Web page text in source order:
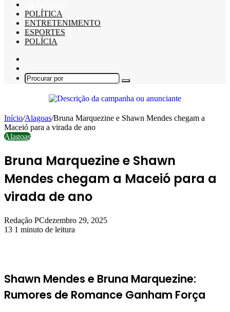
POLÍTICA
ENTRETENIMENTO
ESPORTES
POLÍCIA
skin
Procurar
Início/Alagoas/Bruna Marquezine e Shawn Mendes chegam a
Maceió para a virada de ano
Alagoas
Bruna Marquezine e Shawn
Mendes chegam a Maceió para a
virada de ano
Redação PCdezembro 29, 2025
13 1 minuto de leitura
Shawn Mendes e Bruna Marquezine:
Rumores de Romance Ganham Força